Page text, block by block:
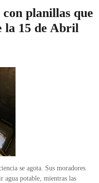
con planillas que
la 15 de Abril
se agota. Sus moradores
agua potable, mientras las